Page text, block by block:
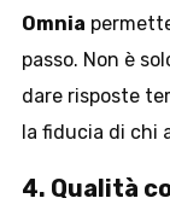
Omnia
passo. Non è
dare risposte
la fiducia di chi
4. Qualità